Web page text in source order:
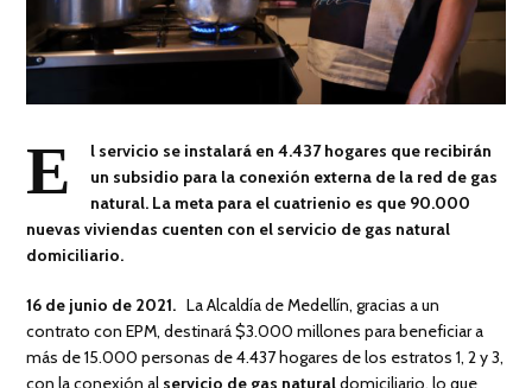
E
l servicio se instalará en 4.437 hogares que recibirán
un subsidio para la conexión externa de la red de gas
natural. La meta para el cuatrienio es que 90.000
nuevas viviendas cuenten con el servicio de gas natural
domiciliario.
16 de junio de 2021. La Alcaldía de Medellín, gracias a un
contrato con EPM, destinará $3.000 millones para beneficiar a
más de 15.000 personas de 4.437 hogares de los estratos 1, 2 y 3,
con la conexión al servicio de gas naturaldomiciliario, lo que